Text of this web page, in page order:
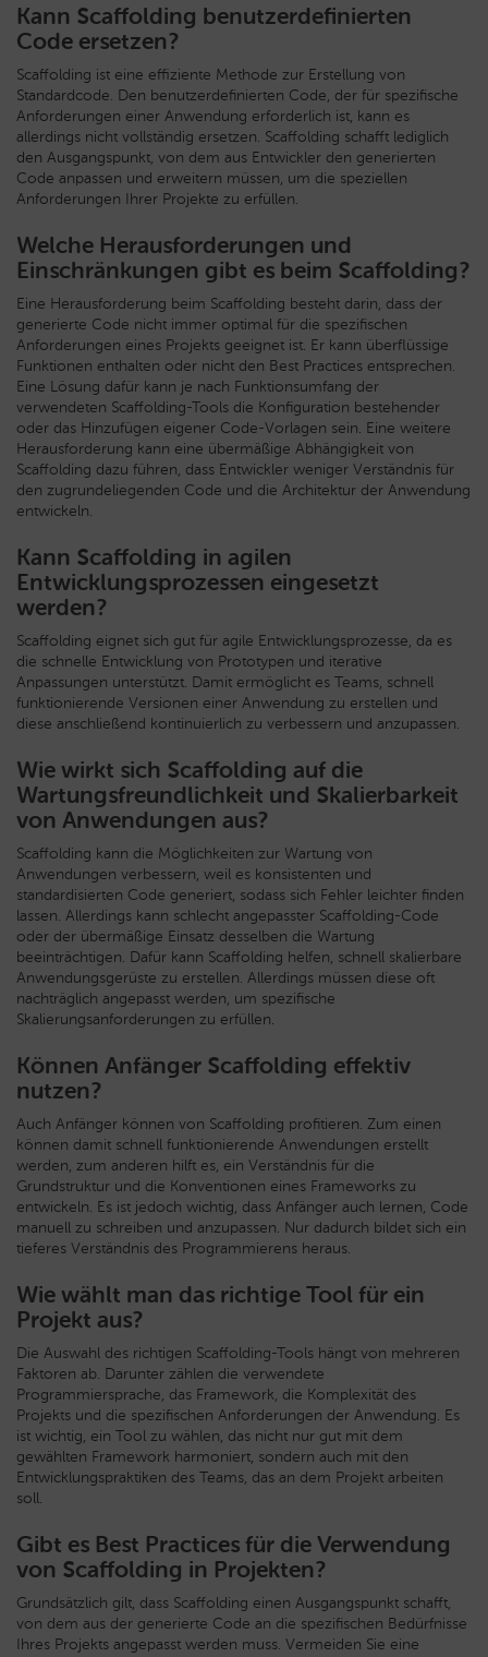
Kann Scaffolding benutzerdefinierten
Code ersetzen?
Scaffolding ist eine effiziente Methode zur Erstellung von
Standardcode. Den benutzerdefinierten Code, der für spezifische
Anforderungen einer Anwendung erforderlich ist, kann es
allerdings nicht vollständig ersetzen. Scaffolding schafft lediglich
den Ausgangspunkt, von dem aus Entwickler den generierten
Code anpassen und erweitern müssen, um die speziellen
Anforderungen Ihrer Projekte zu erfüllen.
Welche Herausforderungen und
Einschränkungen gibt es beim Scaffolding?
Eine Herausforderung beim Scaffolding besteht darin, dass der
generierte Code nicht immer optimal für die spezifischen
Anforderungen eines Projekts geeignet ist. Er kann überflüssige
Funktionen enthalten oder nicht den Best Practices entsprechen.
Eine Lösung dafür kann je nach Funktionsumfang der
verwendeten Scaffolding-Tools die Konfiguration bestehender
oder das Hinzufügen eigener Code-Vorlagen sein. Eine weitere
Herausforderung kann eine übermäßige Abhängigkeit von
Scaffolding dazu führen, dass Entwickler weniger Verständnis für
den zugrundeliegenden Code und die Architektur der Anwendung
entwickeln.
Kann Scaffolding in agilen
Entwicklungsprozessen eingesetzt
werden?
Scaffolding eignet sich gut für agile Entwicklungsprozesse, da es
die schnelle Entwicklung von Prototypen und iterative
Anpassungen unterstützt. Damit ermöglicht es Teams, schnell
funktionierende Versionen einer Anwendung zu erstellen und
diese anschließend kontinuierlich zu verbessern und anzupassen.
Wie wirkt sich Scaffolding auf die
Wartungsfreundlichkeit und Skalierbarkeit
von Anwendungen aus?
Scaffolding kann die Möglichkeiten zur Wartung von
Anwendungen verbessern, weil es konsistenten und
standardisierten Code generiert, sodass sich Fehler leichter finden
lassen. Allerdings kann schlecht angepasster Scaffolding-Code
oder der übermäßige Einsatz desselben die Wartung
beeinträchtigen. Dafür kann Scaffolding helfen, schnell skalierbare
Anwendungsgerüste zu erstellen. Allerdings müssen diese oft
nachträglich angepasst werden, um spezifische
Skalierungsanforderungen zu erfüllen.
Können Anfänger Scaffolding effektiv
nutzen?
Auch Anfänger können von Scaffolding profitieren. Zum einen
können damit schnell funktionierende Anwendungen erstellt
werden, zum anderen hilft es, ein Verständnis für die
Grundstruktur und die Konventionen eines Frameworks zu
entwickeln. Es ist jedoch wichtig, dass Anfänger auch lernen, Code
manuell zu schreiben und anzupassen. Nur dadurch bildet sich ein
tieferes Verständnis des Programmierens heraus.
Wie wählt man das richtige Tool für ein
Projekt aus?
Die Auswahl des richtigen Scaffolding-Tools hängt von mehreren
Faktoren ab. Darunter zählen die verwendete
Programmiersprache, das Framework, die Komplexität des
Projekts und die spezifischen Anforderungen der Anwendung. Es
ist wichtig, ein Tool zu wählen, das nicht nur gut mit dem
gewählten Framework harmoniert, sondern auch mit den
Entwicklungspraktiken des Teams, das an dem Projekt arbeiten
soll.
Gibt es Best Practices für die Verwendung
von Scaffolding in Projekten?
Grundsätzlich gilt, dass Scaffolding einen Ausgangspunkt schafft,
von dem aus der generierte Code an die spezifischen Bedürfnisse
Ihres Projekts angepasst werden muss. Vermeiden Sie eine